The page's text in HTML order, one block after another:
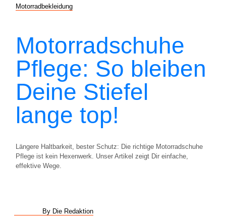
Motorradbekleidung
Motorradschuhe
Pflege: So bleiben
Deine Stiefel
lange top!
Längere Haltbarkeit, bester Schutz: Die richtige Motorradschuhe
Pflege ist kein Hexenwerk. Unser Artikel zeigt Dir einfache,
effektive Wege.
By Die Redaktion